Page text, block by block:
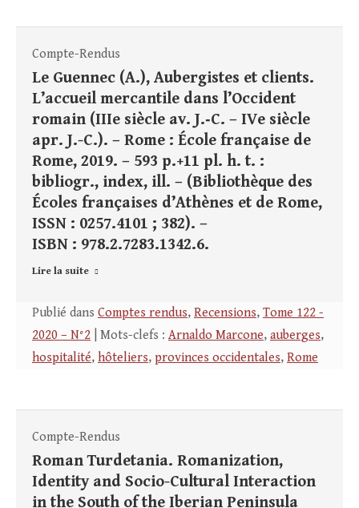
Compte-Rendus
Le Guennec (A.), Aubergistes et clients.
L’accueil mercantile dans l’Occident
romain (IIIe siècle av. J.‑C. – IVe siècle
apr. J.-C.). – Rome : École française de
Rome, 2019. – 593 p.+11 pl. h. t. :
bibliogr., index, ill. – (Bibliothèque des
Écoles françaises d’Athènes et de Rome,
ISSN : 0257.4101 ; 382). –
ISBN : 978.2.7283.1342.6.
Lire la suite
Publié dans Comptes rendus, Recensions, Tome 122 -
2020 – N°2 | Mots-clefs : Arnaldo Marcone, auberges,
hospitalité, hôteliers, provinces occidentales, Rome
Compte-Rendus
Roman Turdetania. Romanization,
Identity and Socio-Cultural Interaction
in the South of the Iberian Peninsula